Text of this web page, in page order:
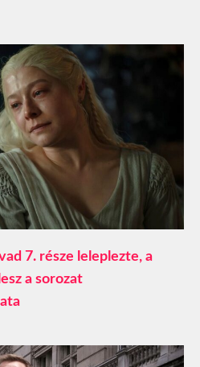
7. része leleplezte, a
a sorozat